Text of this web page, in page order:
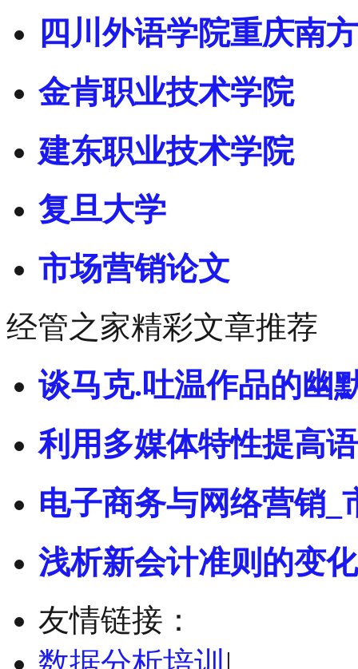
四川外语学院重庆南
金肯职业技术学院
建东职业技术学院
复旦大学
市场营销论文
经管之家精彩文章推荐
谈马克.吐温作品的幽
利用多媒体特性提高
电子商务与网络营销_
浅析新会计准则的变
友情链接：